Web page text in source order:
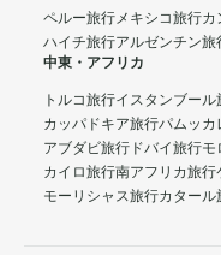
ペルー旅行メキシコ旅行カ
ハイチ旅行アルゼンチン旅
中東・アフリカ
トルコ旅行イスタンブール
カッパドキア旅行パムッカ
アブダビ旅行 ドバイ旅行モ
カイロ旅行南アフリカ旅行
モーリシャス旅行カタール